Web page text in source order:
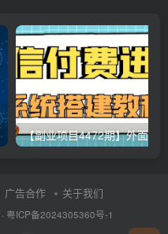
广告合作 关于我们
· 粤ICP备2024305360号-1